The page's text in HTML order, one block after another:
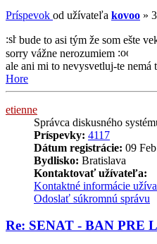
Príspevok od užívateľa kovoo »
bude to asi tým že som ešte
sorry vážne nerozumiem
ale ani mi to nevysvetluj-te nemá
Hore
etienne
Správca diskusného
Príspevky: 4117
Dátum registrácie: 09
Bydlisko: Bratislava
Kontaktovať užívateľa:
Kontaktné informácie
Odoslať súkromnú správu
Re: SENAT - BAN PRE